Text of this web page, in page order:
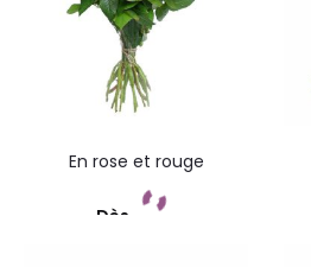
En rose et rouge
Dès